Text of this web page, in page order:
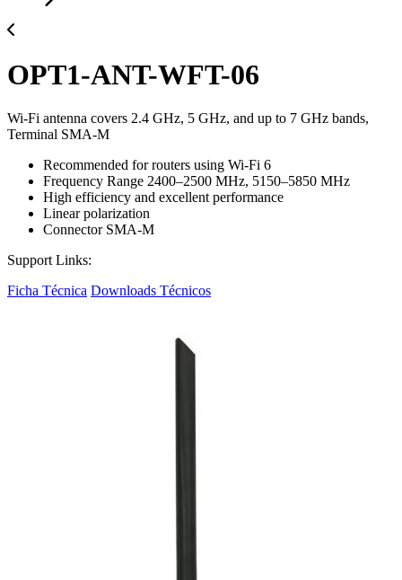
OPT1-ANT-WFT-06
Wi-Fi antenna covers 2.4 GHz, 5 GHz, and up to 7 GHz bands,
Terminal SMA-M
Recommended for routers using Wi-Fi 6
Frequency Range 2400–2500 MHz, 5150–5850 MHz
High efficiency and excellent performance
Linear polarization
Connector SMA-M
Support Links:
Ficha Técnica Downloads Técnicos